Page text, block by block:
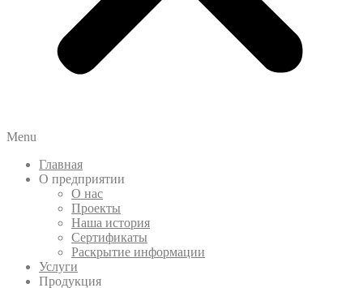
Menu
Главная
О предприятии
О нас
Проекты
Наша история
Сертификаты
Раскрытие информации
Услуги
Продукция